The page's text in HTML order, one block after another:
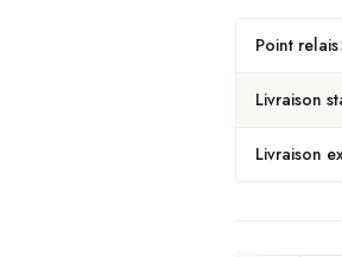
Point relais
Livraison
Livraison